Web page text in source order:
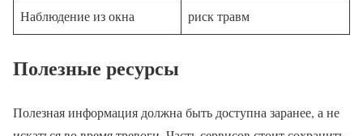
Наблюдение из окна риск травм
Полезные ресурсы
Полезная информация должна быть доступна заранее, а не